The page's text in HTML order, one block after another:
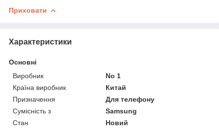
Приховати
Характеристики
Основні
Виробник
No 1
Країна виробник
Китай
Призначення
Для телефону
Сумісність з
Samsung
Стан
Новий